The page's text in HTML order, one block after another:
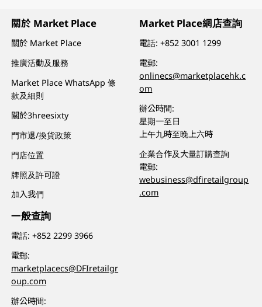
關於 Market Place
關於 Market Place
推廣活動及服務
Market Place WhatsApp 條
款及細則
關於3hreesixty
門市退/換貨政策
門店位置
牌照及許可證
加入我們
一般查詢
電話:+852 2299 3966
電郵:
marketplacecs@DFIretailgr
oup.com
辦公時間:
Market Place網店查詢
電話:+852 3001 1299
電郵:
onlinecs@marketplacehk.c
om
辦公時間:
星期一至日
上午九時至晚上六時
企業合作及大量訂購查詢
電郵:
webusiness@dfiretailgroup
.com